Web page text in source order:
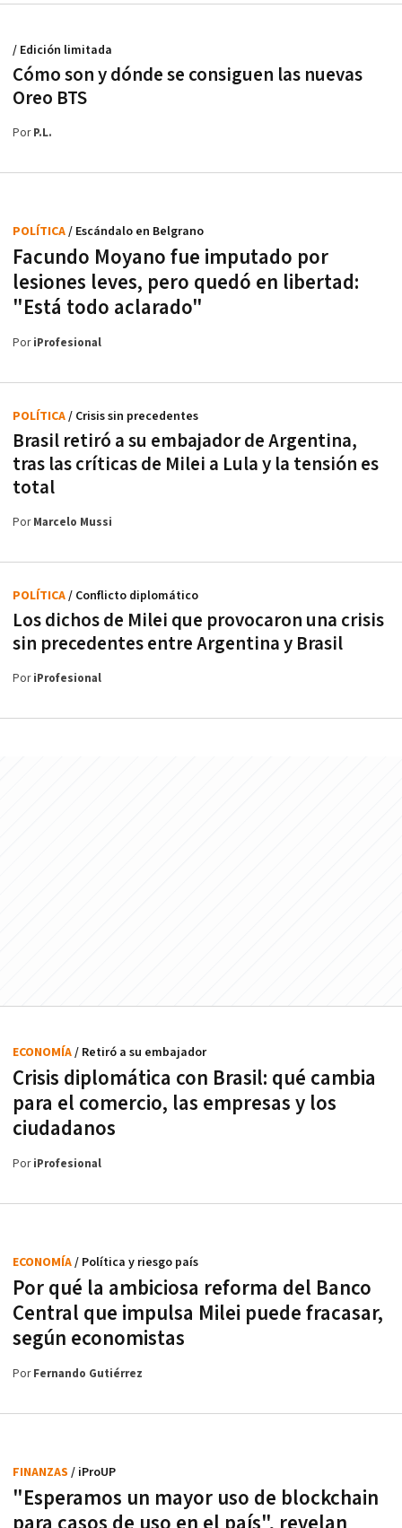
Cómo son y dónde se consiguen las nuevas
Oreo BTS
/ Edición limitada
PorP.L.
Facundo Moyano fue imputado por
lesiones leves, pero quedó en libertad:
"Está todo aclarado"
POLÍTICA/ Escándalo en Belgrano
PoriProfesional
Brasil retiró a su embajador de Argentina,
tras las críticas de Milei a Lula y la tensión es
total
POLÍTICA/ Crisis sin precedentes
PorMarcelo Mussi
Los dichos de Milei que provocaron una crisis
sin precedentes entre Argentina y Brasil
POLÍTICA/ Conflicto diplomático
PoriProfesional
Crisis diplomática con Brasil: qué cambia
para el comercio, las empresas y los
ciudadanos
ECONOMÍA/ Retiró a su embajador
PoriProfesional
Por qué la ambiciosa reforma del Banco
Central que impulsa Milei puede fracasar,
según economistas
ECONOMÍA/ Política y riesgo país
PorFernando Gutiérrez
"Esperamos un mayor uso de blockchain
FINANZAS / iProUP